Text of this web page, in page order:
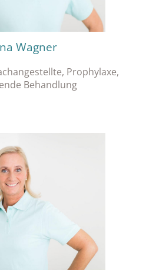
Wagner
Prophylaxe,
Behandlung